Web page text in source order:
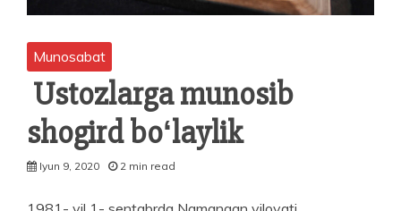
Munosabat
Ustozlarga munosib
shogird boʻlaylik
Iyun 9, 2020 2 min read